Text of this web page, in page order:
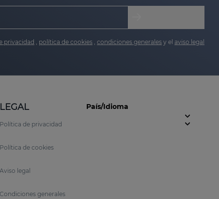
privacidad , política de cookies , condiciones generales y el aviso legal
LEGAL
Política de privacidad
Política de cookies
Aviso legal
Condiciones generales
País/Idioma